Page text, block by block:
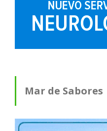
Mar de Sabores